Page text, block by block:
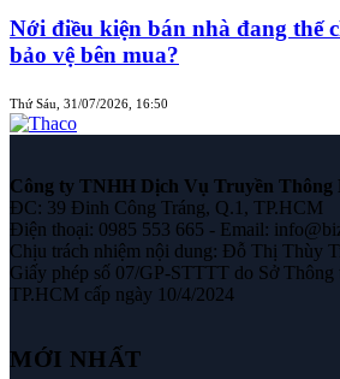
Nới điều kiện bán nhà đang thế
bảo vệ bên mua?
Thứ Sáu, 31/07/2026, 16:50
Công ty TNHH Dịch Vụ Truyền Thông
ĐC: 39 Đinh Công Tráng, Q.1, TP.HCM
Điện thoại: 0985 553 665 - Email:
Chịu trách nhiệm nội dung: Đỗ Thị Thùy
Giấy phép số 07/GP-STTTT do Sở
TP.HCM cấp ngày 10/4/2024
MỚI NHẤT